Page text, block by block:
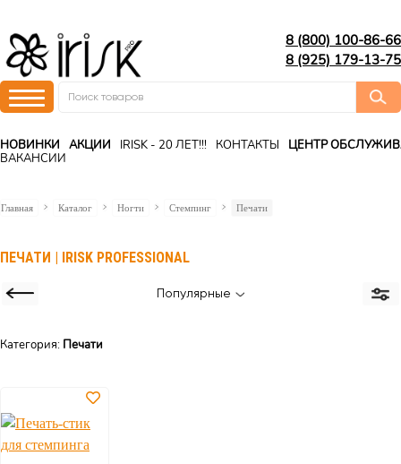
8 (800) 100-86-66
8 (925) 179-13-75
НОВИНКИ АКЦИИ IRISK - 20 ЛЕТ!!! КОНТАКТЫ
ЦЕНТР
ВАКАНСИИ
Главная Каталог Ногти Стемпинг Печати
ПЕЧАТИ | IRISK PROFESSIONAL
Популярные
Категория: Печати